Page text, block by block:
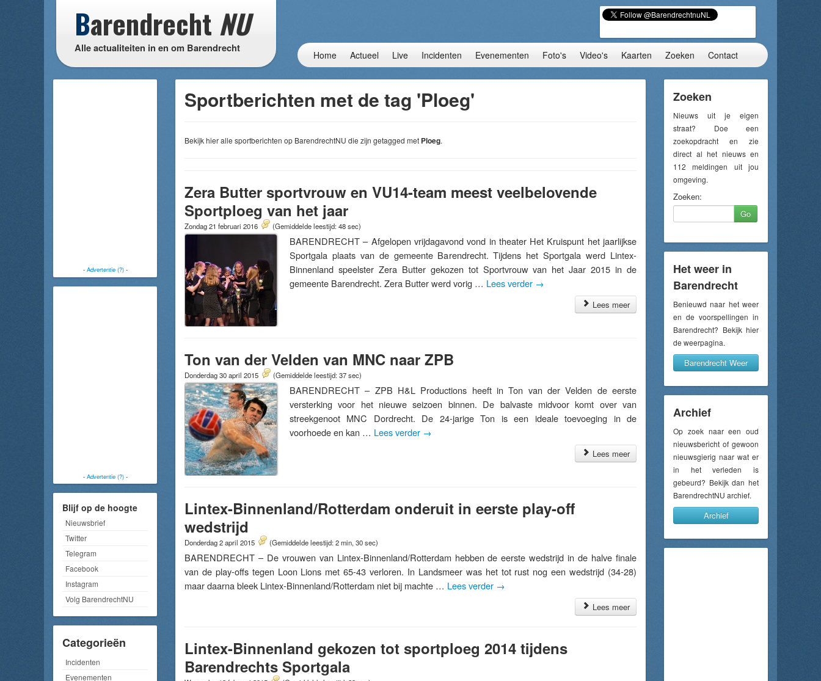
Barendrecht NU
Alle actualiteiten in en om Barendrecht
Home Actueel Live Incidenten Evenementen Foto's Video's Kaarten Zoeken Contact
- Advertentie (?)-
- Advertentie (?)-
Blijf op de hoogte
Nieuwsbrief
Twitter
Telegram
Facebook
Instagram
Volg BarendrechtNU
Categorieën
Incidenten
Evenementen
Sportberichten met de tag 'Ploeg'
Bekijk hier alle sportberichten op BarendrechtNU die zijn getagged met Ploeg.
Zera Butter sportvrouw en VU14-team meest veelbelovende
Sportploeg van het jaar
Zondag 21 februari 2016 (Gemiddelde leestijd: 48 sec)
BARENDRECHT – Afgelopen vrijdagavond vond in theater Het Kruispunt het jaarlijkse
Sportgala plaats van de gemeente Barendrecht. Tijdens het Sportgala werd Lintex-
Binnenland speelster Zera Butter gekozen tot Sportvrouw van het Jaar 2015 in de
gemeente Barendrecht. Zera Butter werd vorig … Lees verder →
Lees meer
Ton van der Velden van MNC naar ZPB
Donderdag 30 april 2015 (Gemiddelde leestijd: 37 sec)
BARENDRECHT – ZPB H&L Productions heeft in Ton van der Velden de eerste
versterking voor het nieuwe seizoen binnen. De balvaste midvoor komt over van
streekgenoot MNC Dordrecht. De 24-jarige Ton is een ideale toevoeging in de
voorhoede en kan … Lees verder →
Lees meer
Lintex-Binnenland/Rotterdam onderuit in eerste play-off
wedstrijd
Donderdag 2 april 2015 (Gemiddelde leestijd: 2 min, 30 sec)
BARENDRECHT – De vrouwen van Lintex-Binnenland/Rotterdam hebben de eerste wedstrijd in de halve finale
van de play-offs tegen Loon Lions met 65-43 verloren. In Landsmeer was het tot rust nog een wedstrijd (34-28)
maar daarna bleek Lintex-Binnenland/Rotterdam niet bij machte … Lees verder →
Lees meer
Lintex-Binnenland gekozen tot sportploeg 2014 tijdens
Barendrechts Sportgala
Zoeken
Nieuws uit je eigen
straat? Doe een
zoekopdracht en zie
direct al het nieuws en
112 meldingen uit jou
omgeving.
Zoeken:
Go
Het weer in
Barendrecht
Benieuwd naar het weer
en de voorspellingen in
Barendrecht? Bekijk hier
de weerpagina.
Barendrecht Weer
Archief
Op zoek naar een oud
nieuwsbericht of gewoon
nieuwsgierig naar wat er
in het verleden is
gebeurd? Bekijk dan het
BarendrechtNU archief.
Archief